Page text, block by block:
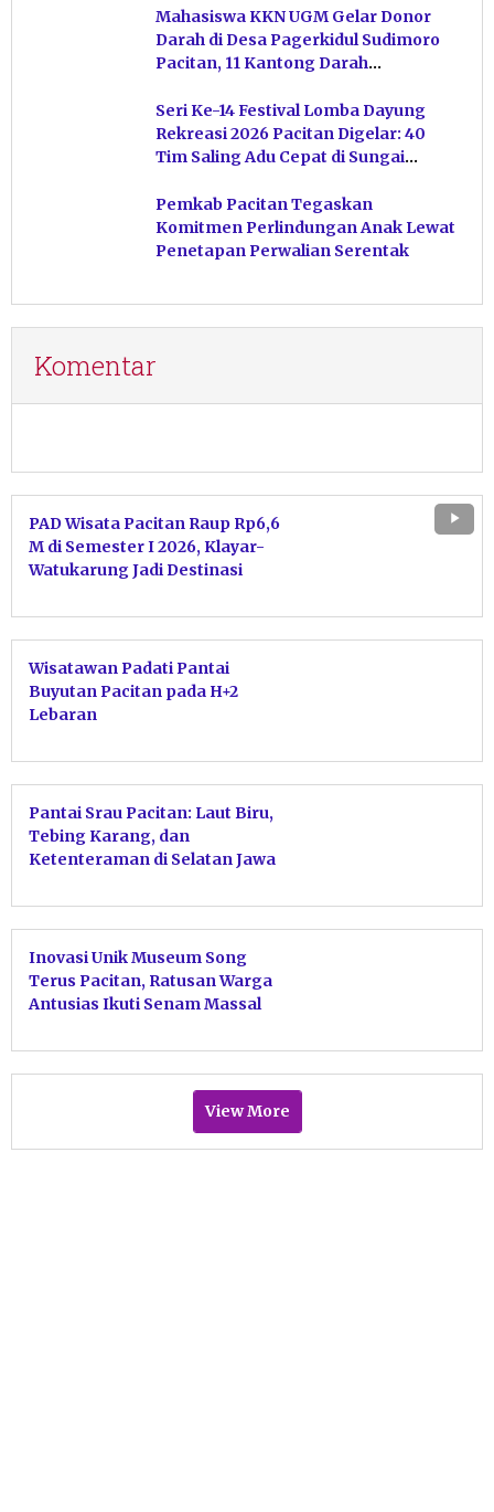
Mahasiswa KKN UGM Gelar Donor
Darah di Desa Pagerkidul Sudimoro
Pacitan, 11 Kantong Darah
Seri Ke-14 Festival Lomba Dayung
Rekreasi 2026 Pacitan Digelar: 40
Tim Saling Adu Cepat di Sungai
Pemkab Pacitan Tegaskan
Komitmen Perlindungan Anak Lewat
Penetapan Perwalian Serentak
Komentar
PAD Wisata Pacitan Raup Rp6,6
M di Semester I 2026, Klayar-
Watukarung Jadi Destinasi
Wisatawan Padati Pantai
Buyutan Pacitan pada H+2
Lebaran
Pantai Srau Pacitan: Laut Biru,
Tebing Karang, dan
Ketenteraman di Selatan Jawa
Inovasi Unik Museum Song
Terus Pacitan, Ratusan Warga
Antusias Ikuti Senam Massal
View More